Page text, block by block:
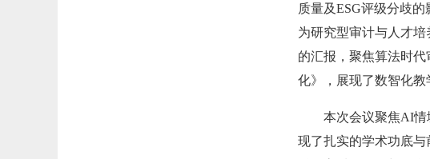
质量及ESG评级分歧
为研究型审计与人才
的汇报，聚焦算法时
化》，展现了数智化教
本次会议聚焦AI情
现了扎实的学术功底